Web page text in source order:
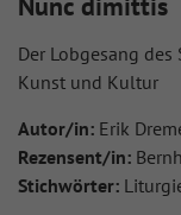
Der Lobgesang
Kunst und Kultur
Autor/in: Erik
Rezensent/in:
Stichwörter: